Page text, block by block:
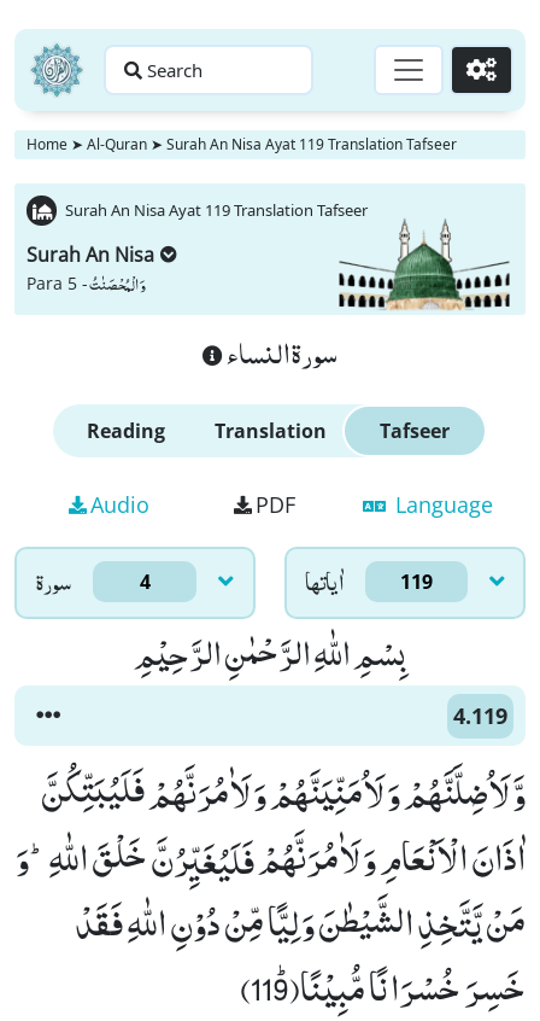
Search Go
Home ➤ Al-Quran ➤ Surah An Nisa Ayat 119 Translation Tafseer
Surah An Nisa Ayat 119 Translation Tafseer
Surah An Nisa
Para 5 -وَ الْمُحْصَنٰتُ
سورة النساء
Reading Translation Tafseer
Audio PDF Language
سورۃ 4 اٰياتها 119
بِسْمِ اللّٰهِ الرَّحْمٰنِ الرَّحِیْمِ
4.119
وَّ لَاُضِلَّنَّهُمْ وَ لَاُمَنِّیَنَّهُمْ وَ لَاٰمُرَنَّهُمْ فَلَیُبَتِّكُنَّ
اٰذَانَ الْاَنْعَامِ وَ لَاٰمُرَنَّهُمْ فَلَیُغَیِّرُنَّ خَلْقَ اللّٰهِؕ-وَ
مَنْ یَّتَّخِذِ الشَّیْطٰنَ وَلِیًّا مِّنْ دُوْنِ اللّٰهِ فَقَدْ
خَسِرَ خُسْرَانًا مُّبِیْنًاﭤ(119)